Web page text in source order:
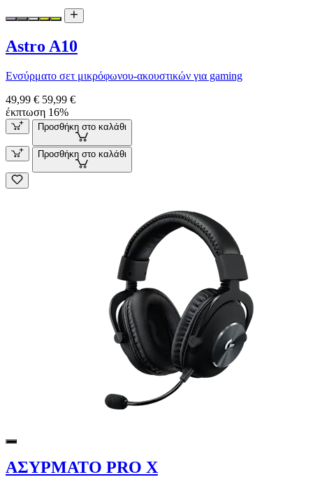
Astro A10
Ενσύρματο σετ μικρόφωνου-ακουστικών για gaming
49,99 € 59,99 €
έκπτωση 16%
Προσθήκη στο καλάθι
Προσθήκη στο καλάθι
ΑΣΥΡΜΑΤΟ PRO X